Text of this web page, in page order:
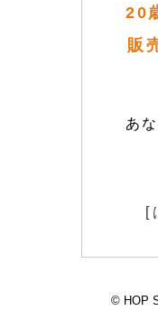
20
販
あ
[
© HOP